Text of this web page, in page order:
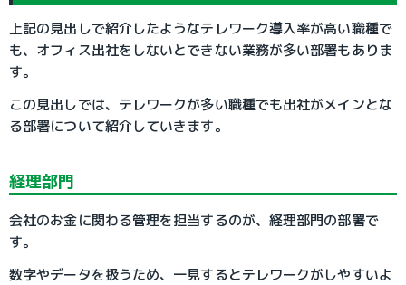
上記の見出しで紹介したようなテレワーク導入率が高い職種で
も、オフィス出社をしないとできない業務が多い部署もありま
す。
この見出しでは、テレワークが多い職種でも出社がメインとな
る部署について紹介していきます。
経理部門
会社のお金に関わる管理を担当するのが、経理部門の部署で
す。
数字やデータを扱うため、一見するとテレワークがしやすいよ